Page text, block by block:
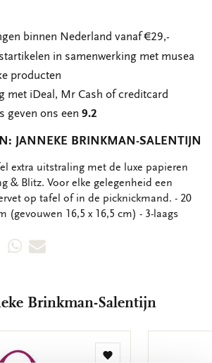
VERLANGLIJST
binnen Nederland vanaf €29,-
in samenwerking met musea
producten
met iDeal, Mr Cash of creditcard
geven ons een9.2
JANNEKE BRINKMAN-SALENTIJN
extra uitstraling met de luxe papieren
& Blitz. Voor elke gelegenheid een
op tafel of in de picknickmand. - 20
(gevouwen 16,5 x 16,5 cm) - 3-laags
DeelDeelDeel
mail
Brinkman-Salentijn